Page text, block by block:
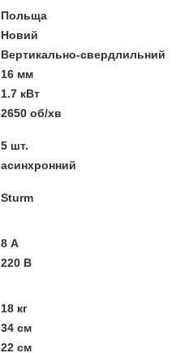
Польща
Новий
Вертикально-свердлильний
16 мм
1.7 кВт
2650 об/хв
5 шт.
асинхронний
Sturm
8 А
220 В
18 кг
34 см
22 см